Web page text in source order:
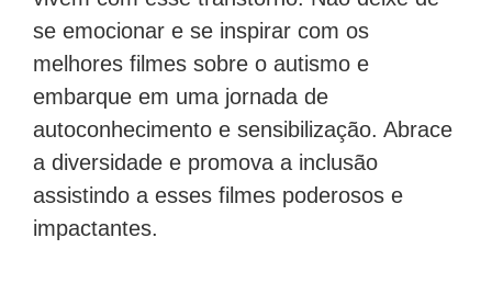
se emocionar e se inspirar com os
melhores filmes sobre o autismo e
embarque em uma jornada de
autoconhecimento e sensibilização. Abrace
a diversidade e promova a inclusão
assistindo a esses filmes poderosos e
impactantes.